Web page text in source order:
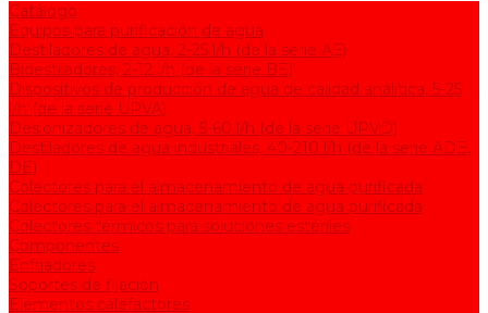
Catálogo
Equipos para purificación de agua
Destiladores de agua, 2-25 l/h (de la serie АЕ)
Bidestiladores, 2-12 l/h (de la serie BE)
Dispositivos de producción de agua de calidad analítica, 5-25
l/h (de la serie UPVA)
Desionizadores de agua, 5-60 l/h (de la serie UPVD)
Destiladores de agua industriales, 40-210 l/h (de la serie АDE,
DE)
Colectores para el almacenamiento de agua purificada
Colectores para el almacenamiento de agua purificada
Colectores térmicos para soluciones estériles
Componentes
Enfriadores
Soportes de fijación
Elementos calefactores